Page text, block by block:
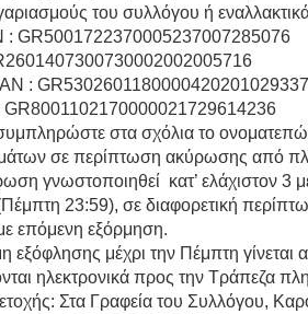
του συλλόγου ή
: GR5001722370005237007285076
: GR5302601180000420201029337
στα σχόλια το
σε περίπτωση ακύρωσης από
γνωστοποιηθεί κατ’ ελάχιστον 3
23:59), σε διαφορετική
επόμενη εξόρμηση.
εξόφλησης μέχρι την Πέμπτη
ηλεκτρονικά προς την Τράπεζα
Στα Γραφεία του Συλλόγου,